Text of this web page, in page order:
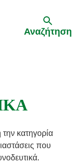
Αναζήτηση
κατηγορία
που